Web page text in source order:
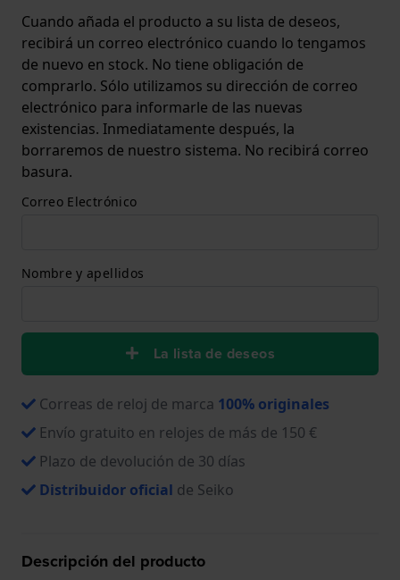
Cuando añada el producto a su lista de deseos,
recibirá un correo electrónico cuando lo tengamos
de nuevo en stock. No tiene obligación de
comprarlo. Sólo utilizamos su dirección de correo
electrónico para informarle de las nuevas
existencias. Inmediatamente después, la
borraremos de nuestro sistema. No recibirá correo
basura.
Correo Electrónico
Nombre y apellidos
La lista de deseos
Correas de reloj de marca 100% originales
Envío gratuito en relojes de más de 150 €
Plazo de devolución de 30 días
Distribuidor oficial de Seiko
Descripción del producto